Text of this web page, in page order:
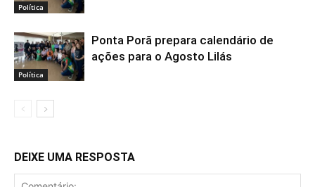
Política
Política
Ponta Porã prepara calendário de
ações para o Agosto Lilás
DEIXE UMA RESPOSTA